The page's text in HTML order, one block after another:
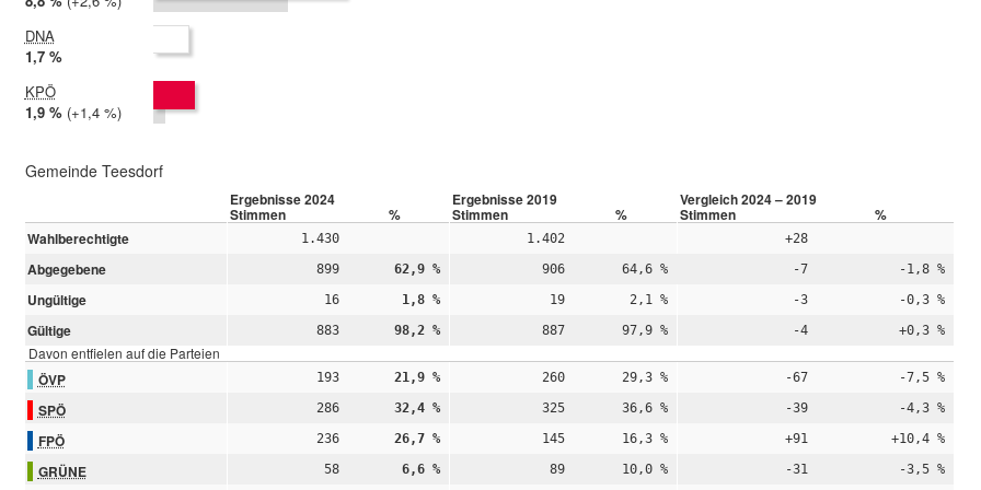
2019:
6,2 %
DNA
2024:
1,7 %
KPÖ
2024:
1,9 %
2019:
0,6 %
Differenz:
+1,4 %
Gemeinde Teesdorf
Ergebnisse 2024 Ergebnisse 2019 Vergleich 2024 – 2019
Stimmen % Stimmen % Stimmen
%
Wahlberechtigte
1.430 1.402 +28
Abgegebene 899 62,9 % 906 64,6 % -7 -1,8 %
Ungültige 16 1,8 % 19 2,1 % -3 -0,3 %
Gültige 883 98,2 % 887 97,9 % -4 +0,3 %
Davon entfielen auf die Parteien
ÖVP 193 21,9 % 260 29,3 % -67 -7,5 %
SPÖ 286 32,4 % 325 36,6 % -39 -4,3 %
FPÖ 236 26,7 % 145 16,3 % +91 +10,4 %
GRÜNE 58 6,6 % 89 10,0 % -31 -3,5 %